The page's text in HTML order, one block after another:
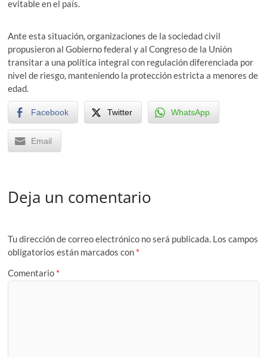
evitable en el país.
Ante esta situación, organizaciones de la sociedad civil
propusieron al Gobierno federal y al Congreso de la Unión
transitar a una política integral con regulación diferenciada por
nivel de riesgo, manteniendo la protección estricta a menores de
edad.
Facebook Twitter WhatsApp
Email
Deja un comentario
Tu dirección de correo electrónico no será publicada. Los campos
obligatorios están marcados con *
Comentario *